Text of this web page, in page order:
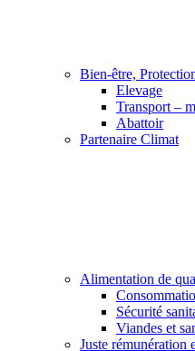
Bien-être,
Elevage
Transport –
Abattoir
Partenaire Climat
Alimentation de
Sécurité
Viandes et
Juste rémunération